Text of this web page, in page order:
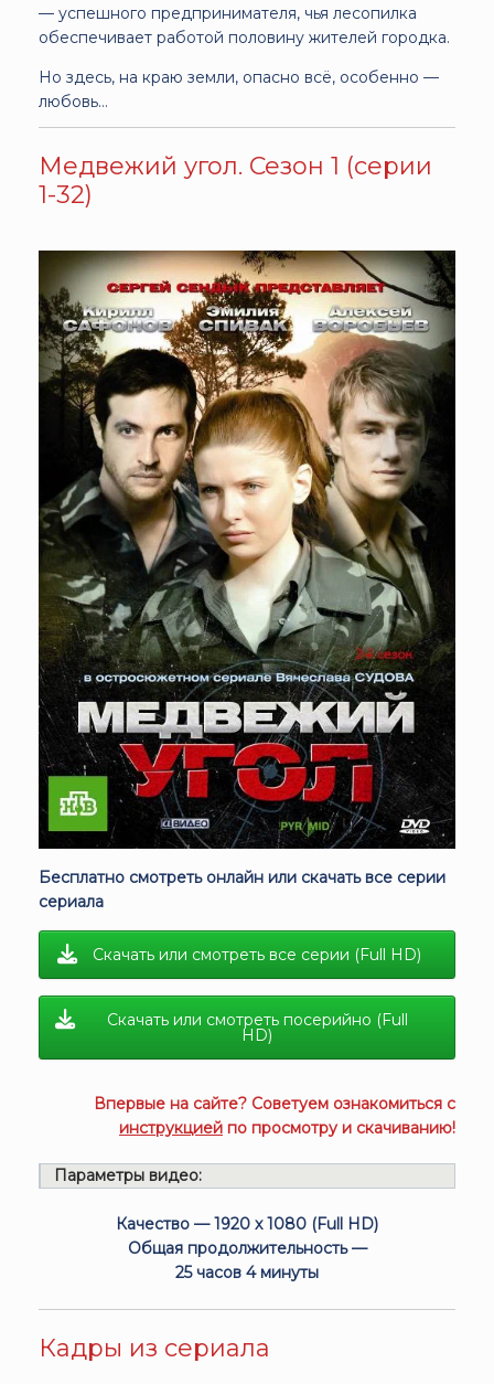
— успешного предпринимателя, чья лесопилка
обеспечивает работой половину жителей городка.
Но здесь, на краю земли, опасно всё, особенно —
любовь…
Медвежий угол. Сезон 1 (серии
1-32)
Бесплатно смотреть онлайн или скачать все серии
сериала
Скачать или смотреть все серии (Full HD)
Скачать или смотреть посерийно (Full
HD)
Впервые на сайте? Советуем ознакомиться с
инструкцией по просмотру и скачиванию!
Параметры видео:
Качество — 1920 x 1080 (Full HD)
Общая продолжительность —
25 часов 4 минуты
Кадры из сериала